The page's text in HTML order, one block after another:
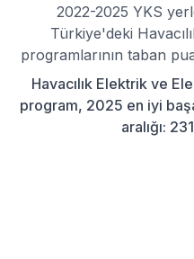
2022-2025 YKS
Türkiye'deki
programlarının taban
Havacılık Elektrik ve
program, 2025 en iyi
aralığı: